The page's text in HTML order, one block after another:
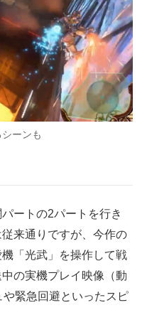
ーンも
ートの2パートを行き
来通りですが、今作の
「光武」を操作して戦
の実機プレイ映像（動
緊急回避といったスピ